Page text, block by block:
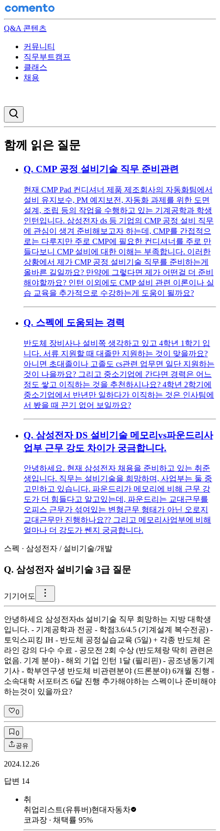
Q&A 콘텐츠
커뮤니티
직무부트캠프
클래스
채용
함께 읽은 질문
Q. CMP 공정 설비기술 직무 준비관련
현재 CMP Pad 컨디셔너 제품 제조회사의 자동화팀에서
설비 유지보수, PM 예지보전, 자동화 과제를 위한 도면
설계, 조립 등의 작업을 수행하고 있는 기계공학과 학생
인턴입니다. 삼성전자 ds 등 기업의 CMP 공정 설비 직무
에 관심이 생겨 준비해보고자 하는데, CMP를 간접적으
로는 다루지만 주로 CMP에 필요한 컨디셔너를 주로 만
들다보니 CMP 설비에 대한 이해는 부족합니다. 이러한
상황에서 제가 CMP 공정 설비기술 직무를 준비하는게
올바른 길일까요? 만약에 그렇다면 제가 어떤걸 더 준비
해야할까요? 인턴 이외에도 CMP 설비 관련 이론이나 실
습 교육을 추가적으로 수강하는게 도움이 될까요?
Q. 스펙에 도움되는 경력
반도체 장비사나 설비쪽 생각하고 있고 4학년 1학기 입
니다. 서류 지원할 때 대졸만 지원하는 것이 맞을까요?
아니면 초대졸이나 고졸도 cs관련 업무면 일단 지원하는
것이 나을까요? 그리고 중소기업에 간다면 경력은 어느
정도 쌓고 이직하는 것을 추천하시나요? 4학년 2학기에
중소기업에서 반년만 일하다가 이직하는 것은 인사팀에
서 봤을 때 끈기 없어 보일까요?
Q. 삼성전자 DS 설비기술 메모리vs파운드리사
업부 근무 강도 차이가 궁금합니다.
안녕하세요. 현재 삼성전자 채용을 준비하고 있는 취준
생입니다. 직무는 설비기술을 희망하며, 사업부는 둘 중
고민하고 있습니다. 파운드리가 메모리에 비해 근무 강
도가 더 힘들다고 알고있는데, 파운드리는 교대근무를
오피스 근무가 섞여있는 변형근무 형태가 아닌 오로지
교대근무만 진행하나요?? 그리고 메모리사업부에 비해
얼마나 더 강도가 쎈지 궁금합니다.
스펙 · 삼성전자 / 설비기술/개발
Q. 삼성전자 설비기술 3급 질문
기 기어도
안녕하세요 삼성전자ds 설비기술 직무 희망하는 지방 대학생
입니다. - 기계공학과 전공 - 학점3.6/4.5 (기계설계 복수전공) -
토익스피킹 IH - 반도체 공정실습교육 (5일) + 각종 반도체 온
라인 강의 다수 수료 - 공모전 2회 수상 (반도체랑 딱히 관련은
없음. 기계 분야) - 해외 기업 인턴 1달 (필리핀) - 공조냉동기계
기사 - 학부연구생 반도체 비관련분야 (드론분야) 6개월 진행 -
소속대학 서포터즈 6달 진행 추가해야하는 스펙이나 준비해야
하는것이 있을까요?
0
0
공유
2024.12.26
답변 14
취
취업리스트(유튜버)현대자동차
코과장 ∙ 채택률 95%